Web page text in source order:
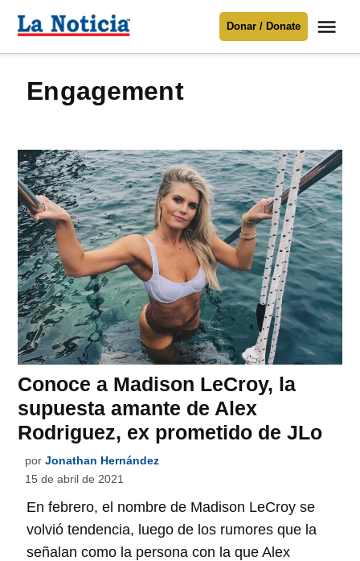
Para mantenerte informado necesitamos
contenido
Noticia
Donar / Donate
engagement
Conoce a Madison LeCroy, la
supuesta amante de Alex
Rodriguez, ex prometido de JLo
por Jonathan Hernández
15 de abril de 2021
En febrero, el nombre de Madison LeCroy se
volvió tendencia, luego de los rumores que la
señalan como la persona con la que Alex